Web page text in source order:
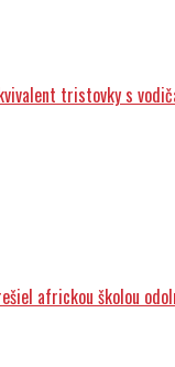
tristovky s
africkou školou